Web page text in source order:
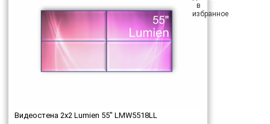
Видеостена 2x2 Lumien 55" LMW5518LL